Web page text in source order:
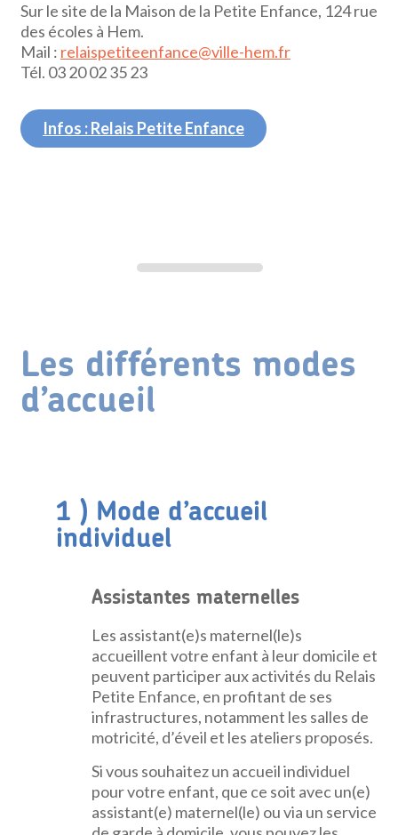
Sur le site de la Maison de la Petite Enfance, 124 rue
des écoles à Hem.
Mail : relaispetiteenfance@ville-hem.fr
Tél. 03 20 02 35 23
Infos : Relais Petite Enfance
Les différents modes
d’accueil
1 ) Mode d’accueil
individuel
Assistantes maternelles
Les assistant(e)s maternel(le)s
accueillent votre enfant à leur domicile et
peuvent participer aux activités du Relais
Petite Enfance, en profitant de ses
infrastructures, notamment les salles de
motricité, d’éveil et les ateliers proposés.
Si vous souhaitez un accueil individuel
pour votre enfant, que ce soit avec un(e)
assistant(e) maternel(le) ou via un service